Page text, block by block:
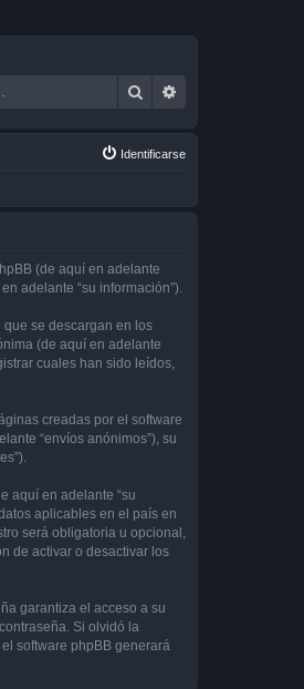
Buscar
Identificarse
(de aquí en adelante
adelante “su información”).
que se descargan en los
(de aquí en adelante
cuales han sido leídos,
creadas por el software
“envíos anónimos”), su
aquí en adelante “su
aplicables en el país en
será obligatoria u opcional,
de activar o desactivar los
garantiza el acceso a su
Si olvidó la
software phpBB generará